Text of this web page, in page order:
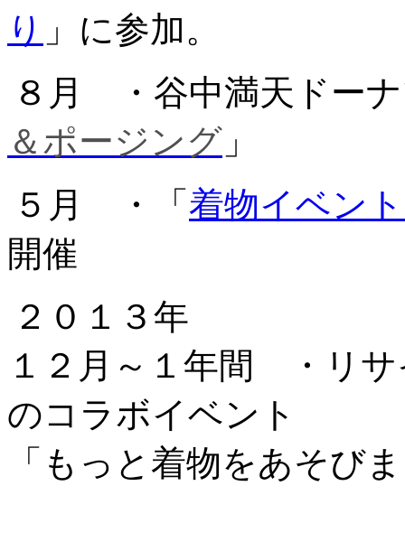
り 」に参加。
８月 ・谷中満天ドー
＆ポージング 」
５月 ・「 着物イベン
開催
２０１３年
１２月～１年間 ・リ
のコラボイベント
「もっと着物をあそび